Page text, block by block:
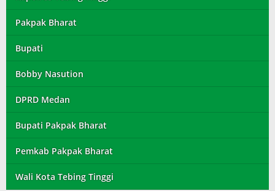
Pakpak Bharat
Bupati
Bobby Nasution
DPRD Medan
Bupati Pakpak Bharat
Pemkab Pakpak Bharat
Wali Kota Tebing Tinggi